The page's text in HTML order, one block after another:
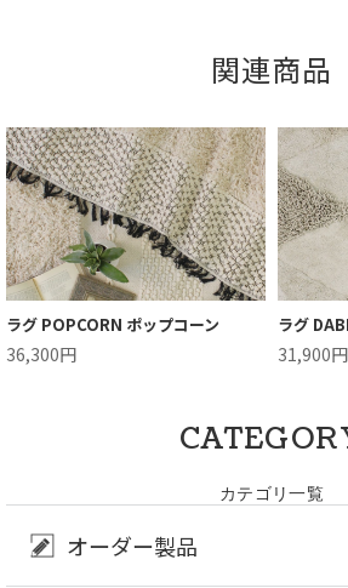
関連商品
ラグ POPCORN ポップコーン
36,300円
ラグ
31,900円
カテゴリ一覧
オーダー製品